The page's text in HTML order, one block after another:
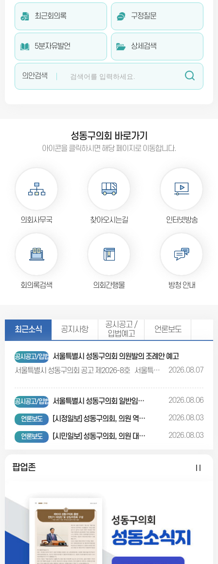
비회기 중, 의사일정이 없습니다.
비회기 중, 의사일정이 없습니다.
비회기 중, 의사일정이 없습니다.
비회기 중, 의사일정이 없습니다.
비회기 중, 의사일정이 없습니다.
최근회의록 구정질문
5분자유발언 상세검색
의안검색
성동구의회 바로가기
아이콘을 클릭하시면 해당 페이지로 이동합니다.
의회사무국 찾아오시는길 인터넷방송
회의록검색 의회간행물 방청 안내
최근소식
공시공고/입법예고서울특별시 성동구의회 의원발의 조례안 예고
서울특별시 성동구의회 공고 제2026-8호 서울특별시 성동구의회 의원발의 조례안 예고 지방자치법 제77조에 따라 서울특별시 성동구의회에서 심사할 의원발의 조례안을 다음과 같이 예고합니다. 2026년 8월 7일 서울특별시 성동구의회 의장 ○ 조례안 예고 내역 연번 조 례 명 발의의원 1 서울특별시 성동구청사 시설물 관리 조례 일부개정조례안 양옥희 2 서울특별시 성동구 스포츠클럽 육성 및 지원에 관한 조례 일부개정조례안 정교진 ※ 조례안: 따로붙임 참조 ○ 의견제출 위 조례안에 대하여 의견이 있는 법인ㆍ단체 또는 개인은 2026년 8월 12일까지 다음 사항을 기재한 의견을 작성하여 서울특별시 성동구의회 의장에게 제출하여 주시기 바랍니다. 가. 입법예고 사항에 대한 의견(찬ㆍ반 여부 및 그 사유) 나. 성명 (법인․단체의 경우에는 법인명 또는 단체명과 그 대표자 성명), 주소 및 전화번호 다. 보내실 곳 : 서울시 성동구 고산자로 266(행당동) 서울특별시 성동구의회 ※ 문의전화: 02-2286-6460~2 (의회사무국 의사팀)
2026.08.07
공시공고/입법예고서울특별시 성동구의회 일반임기제공무원(정책지원관) 최종합격자 명단 2026.08.06
언론보도 [시정일보] 성동구의회, 의원 역량강화 교육 2차 과정 운영... 실무 역량 한층 강화 2026.08.03
언론보도 [시민일보] 성동구의회, 의원 대상 역량강화 교육 펼쳐 2026.08.03
공지사항
공시공고 /
입법예고
언론보도
팝업존